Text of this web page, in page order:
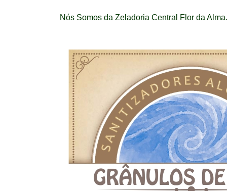
Nós Somos da Zeladoria Central Flor da Alma.